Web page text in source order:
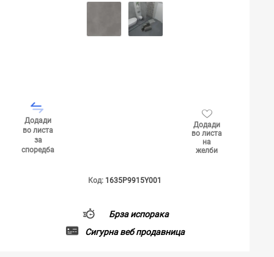
Додади
во листа
за
споредба
Додади
во листа
на
желби
Код: 1635P9915Y001
Брза испорака
Сигурна веб продавница